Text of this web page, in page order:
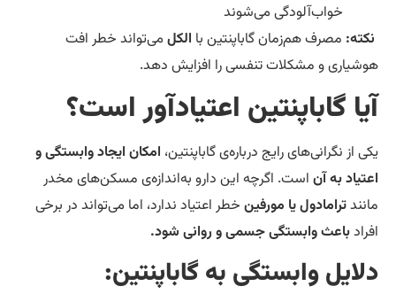
خواب‌آلودگی می‌شوند
مصرف هم‌زمان گاباپنتین باالکل می‌تواند خطر افت
و مشکلات تنفسی را افزایش دهد.
گاباپنتین اعتیادآور است؟
از نگرانی‌های رایج درباره‌ی گاباپنتین،امکان ایجاد وابستگی و
به آناست. اگرچه این دارو به‌اندازه‌ی مسکن‌های مخدر
ترامادول یا مورفینخطر اعتیاد ندارد، اما می‌تواند در برخی
باعث وابستگی جسمی و روانی شود.
وابستگی به گاباپنتین: